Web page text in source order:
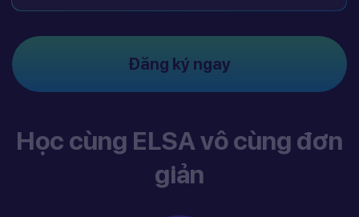
Đăng ký ngay
Học cùng ELSA vô cùng đơn
giản